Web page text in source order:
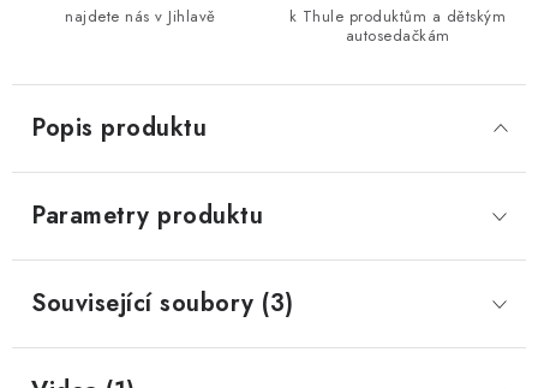
najdete nás v Jihlavě
k Thule produktům a dětským
autosedačkám
Popis produktu
Parametry produktu
Související soubory (3)